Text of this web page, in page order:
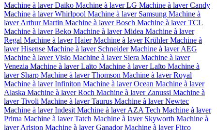
Machine à laver Daiko Machine à laver LG Machine à laver Candy
Machine à laver Whirlpool Machine à laver Samsung Machine à
laver Arthur Martin Machine à laver Bosch Machine à laver TCL
Machine à laver Beko Machine à laver Midea Machine à laver
Regal Machine à laver HaierMachine à laver KrühlerMachine à
laver Hisense Machine à laver SchneiderMachine à laver AEG
Machine à laver Visio Machine à laver Siera Machine à laver
Venezia Machine à laver Laïto Machine à laver Laïto Machine à
laver Sharp Machine à laver Thomson Machine à laver Royal
Machine à laver Infiniton Machine à laver Ocean Machine à laver
Alaska Machine à laver Roch Machine à laver Zanussi Machine à
laver Tivoli Machine à laver Taurus Machine à laver Newtec
Machine à laver Indesit Machine à laver AZA Tech Machine à laver
Prima Machine à laver Tatch Machine à laver Skyworth Machine à
laver Ariston Machine à laver GanadorMachine à laver Fitco